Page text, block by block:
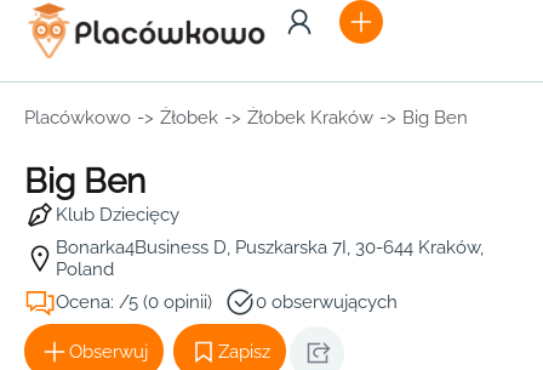
Placówkowo -> Żłobek -> Żłobek Kraków -> Big Ben
Big Ben
Klub Dziecięcy
Bonarka4Business D, Puszkarska 7I, 30-644 Kraków,
Poland
Ocena: /5 (0 opinii)
0 obserwujących
Obserwuj Zapisz